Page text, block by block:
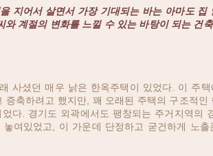
지어서 살면서 가장 기대되는 바는 아마도 집
계절의 변화를 느낄 수 있는 바탕이 되는 건
사셨던 매우 낡은 한옥주택이 있었다. 이 주
축하려고 했지만, 꽤 오래된 주택의 구조적인
다. 경기도 외곽에서도 팽창되는 주거지역의
여있었고, 이 가운데 단정하고 굳건하게 노출